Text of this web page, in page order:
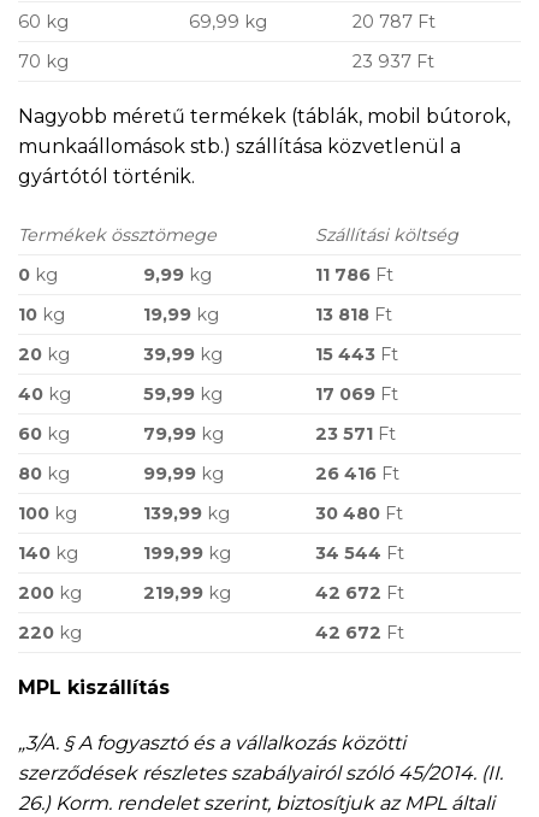
60 kg 69,99 kg
20 787 Ft
70 kg
23 937 Ft
Nagyobb méretű termékek (táblák, mobil bútorok,
munkaállomások stb.) szállítása közvetlenül a
gyártótól történik.
Termékek össztömege
Szállítási költség
0 kg 9,99 kg 11 786 Ft
10 kg 19,99 kg 13 818 Ft
20 kg 39,99 kg 15 443 Ft
40 kg 59,99 kg 17 069 Ft
60 kg 79,99 kg 23 571 Ft
80 kg 99,99 kg 26 416 Ft
100 kg 139,99 kg 30 480 Ft
140 kg 199,99 kg 34 544 Ft
200 kg 219,99 kg 42 672 Ft
220 kg 42 672 Ft
MPL kiszállítás
„3/A. § A fogyasztó és a vállalkozás közötti
szerződések részletes szabályairól szóló 45/2014. (II.
26.) Korm. rendelet szerint, biztosítjuk az MPL általi